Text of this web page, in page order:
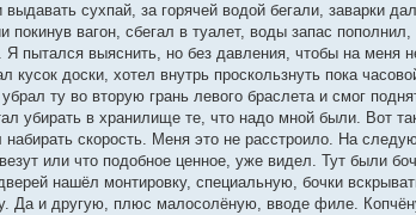
сухпай, за горячей водой бегали, заварки
покинув вагон, сбегал в туалет, воды запас
Я пытался выяснить, но без давления, чтобы на меня
кусок доски, хотел внутрь проскользнуть пока
ту во вторую грань левого браслета и смог
убирать в хранилище те, что надо мной были. Вот
набирать скорость. Меня это не расстроило. На
или что подобное ценное, уже видел. Тут были
нашёл монтировку, специальную, бочки
Да и другую, плюс малосолёную, вводе филе.